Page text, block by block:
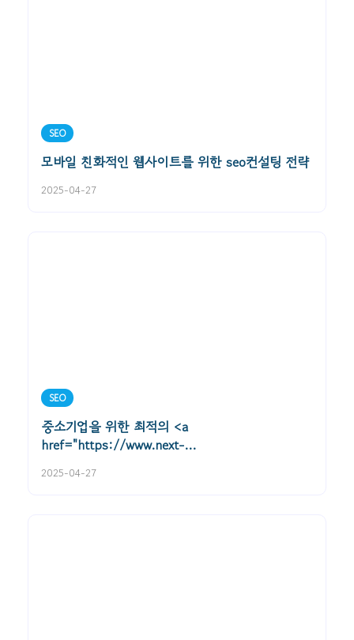
SEO
모바일 친화적인 웹사이트를 위한 seo컨설팅 전략
2025-04-27
SEO
중소기업을 위한 최적의 <a
href="https://www.next-
활용법
2025-04-27